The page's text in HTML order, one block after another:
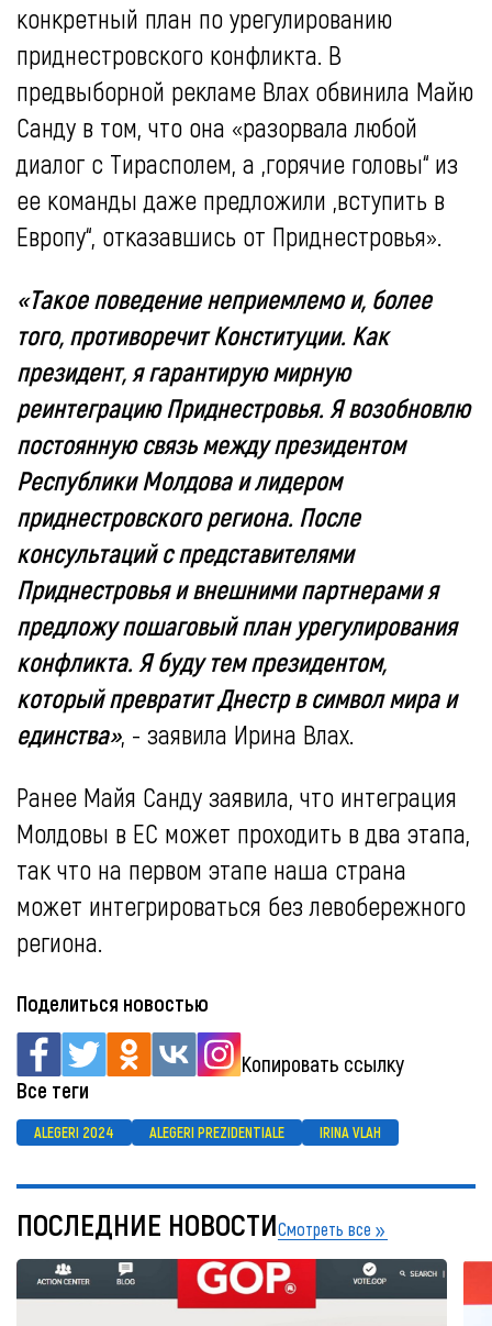
конкретный план по урегулированию
приднестровского конфликта. В
предвыборной рекламе Влах обвинила Майю
Санду в том, что она «разорвала любой
диалог с Тирасполем, а „горячие головы“ из
ее команды даже предложили „вступить в
Европу“, отказавшись от Приднестровья».
«Такое поведение неприемлемо и, более
того, противоречит Конституции. Как
президент, я гарантирую мирную
реинтеграцию Приднестровья. Я возобновлю
постоянную связь между президентом
Республики Молдова и лидером
приднестровского региона. После
консультаций с представителями
Приднестровья и внешними партнерами я
предложу пошаговый план урегулирования
конфликта. Я буду тем президентом,
который превратит Днестр в символ мира и
единства», - заявила Ирина Влах.
Ранее Майя Санду заявила, что интеграция
Молдовы в ЕС может проходить в два этапа,
так что на первом этапе наша страна
может интегрироваться без левобережного
региона.
Поделиться новостью
Копировать ссылку
Все теги
ALEGERI 2024 ALEGERI PREZIDENTIALE IRINA VLAH
ПОСЛЕДНИЕ НОВОСТИСмотреть все